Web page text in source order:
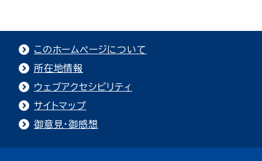
このホームページについて
所在地情報
ウェブアクセシビリティ
サイトマップ
御意見・御感想